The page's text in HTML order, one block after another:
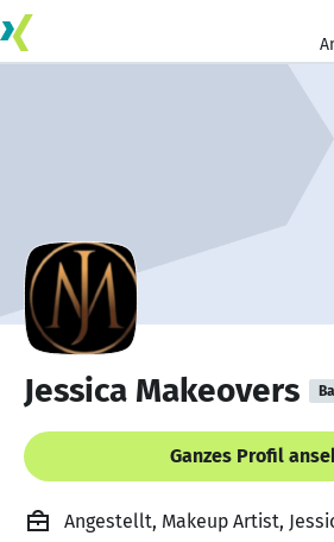
Jessica Makeovers
Ganzes Profil
Angestellt, Makeup Artist,